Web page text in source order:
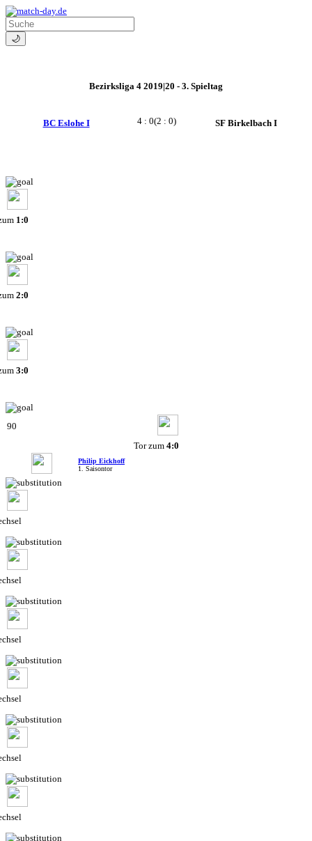
🌙
Bezirksliga 4 2019|20 - 3. Spieltag
BC Eslohe I 4 : 0(2 : 0) SF Birkelbach I
1:0
2:0
3:0
90
Tor zum 4:0
Philip Eickhoff
1. Saisontor